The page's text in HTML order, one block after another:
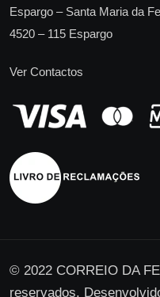
Espargo – Santa Maria da
4520 – 115 Espargo
Ver Contactos
© 2022 CORREIO DA
reservados.